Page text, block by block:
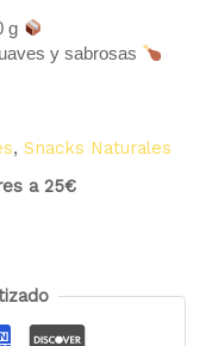
g
y sabrosas
,Snacks Naturales
a 25€